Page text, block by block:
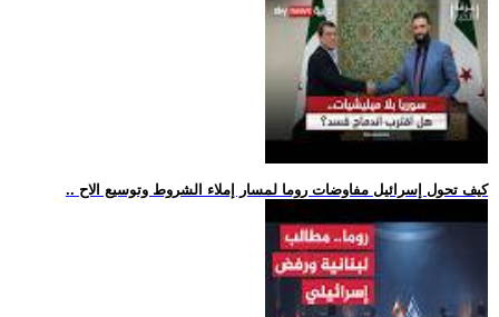
.. كيف تحول إسرائيل مفاوضات روما لمسار إملاء الشروط وتوسيع الاح